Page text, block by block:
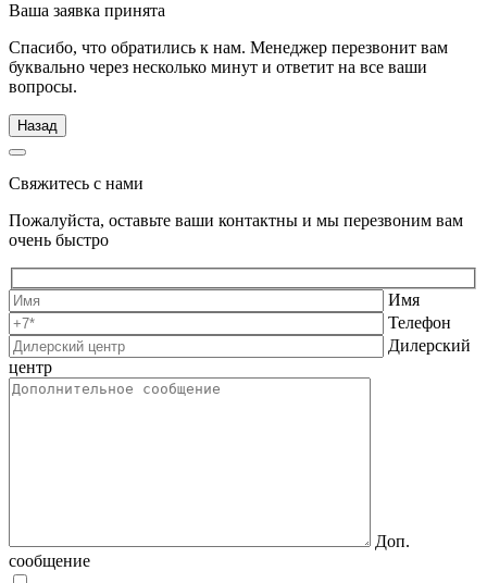
Ваша заявка принята
Спасибо, что обратились к нам. Менеджер перезвонит вам
буквально через несколько минут и ответит на все ваши
вопросы.
Назад
Свяжитесь с нами
Пожалуйста, оставьте ваши контактны и мы перезвоним вам
очень быстро
Имя
Телефон
Дилерский
центр
Доп.
сообщение